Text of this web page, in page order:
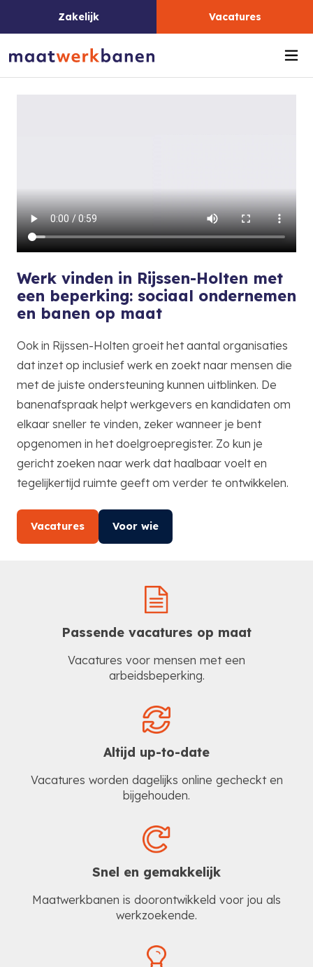
Zakelijk Vacatures
Werk vinden in Rijssen-Holten met
een beperking: sociaal ondernemen
en banen op maat
Ook in Rijssen-Holten groeit het aantal organisaties
dat inzet op inclusief werk en zoekt naar mensen die
met de juiste ondersteuning kunnen uitblinken. De
banenafspraak helpt werkgevers en kandidaten om
elkaar sneller te vinden, zeker wanneer je bent
opgenomen in het doelgroepregister. Zo kun je
gericht zoeken naar werk dat haalbaar voelt en
tegelijkertijd ruimte geeft om verder te ontwikkelen.
Vacatures Voor wie
Passende vacatures op maat
Vacatures voor mensen met een
arbeidsbeperking.
Altijd up-to-date
Vacatures worden dagelijks online gecheckt en
bijgehouden.
Snel en gemakkelijk
Maatwerkbanen is doorontwikkeld voor jou als
werkzoekende.